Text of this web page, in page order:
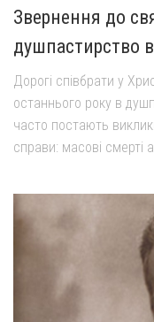
Звернення до
душпастирство
Дорогі співбрати у
останнього року в
часто постають
справи: масові смерті